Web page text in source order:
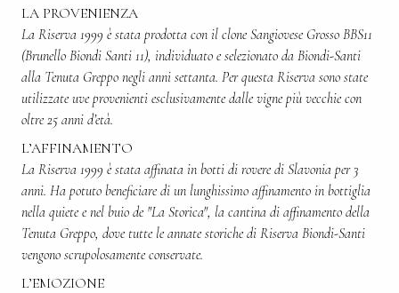
LA PROVENIENZA
La Riserva 1999 è stata prodotta con il clone Sangiovese Grosso BBS11
(Brunello Biondi Santi 11), individuato e selezionato da Biondi-Santi
alla Tenuta Greppo negli anni settanta. Per questa Riserva sono state
utilizzate uve provenienti esclusivamente dalle vigne più vecchie con
oltre 25 anni d’età.
L’AFFINAMENTO
La Riserva 1999 è stata affinata in botti di rovere di Slavonia per 3
anni. Ha potuto beneficiare di un lunghissimo affinamento in bottiglia
nella quiete e nel buio de "La Storica", la cantina di affinamento della
Tenuta Greppo, dove tutte le annate storiche di Riserva Biondi-Santi
vengono scrupolosamente conservate.
L’EMOZIONE